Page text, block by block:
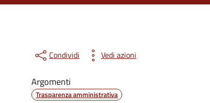
Condividi Vedi azioni
Argomenti
Trasparenza amministrativa